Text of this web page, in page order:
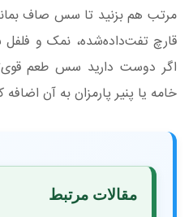
مرتب هم بزنید تا سس صاف
قارچ تفت‌داده‌شده، نمک و فلفل
اگر دوست دارید سس طعم
خامه یا پنیر پارمزان به آن اضافه
مقالات مرتبط